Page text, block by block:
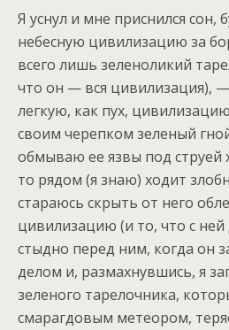
Я уснул и мне приснился сон,
небесную цивилизацию за
всего лишь зеленоликий
что он — вся цивилизация),
легкую, как пух,
своим черепком зеленый
обмываю ее язвы под струей
то рядом (я знаю) ходит
стараюсь скрыть от него
цивилизацию (и то, что с
стыдно перед ним, когда он
делом и, размахнувшись, я
зеленого тарелочника,
смарагдовым метеором,